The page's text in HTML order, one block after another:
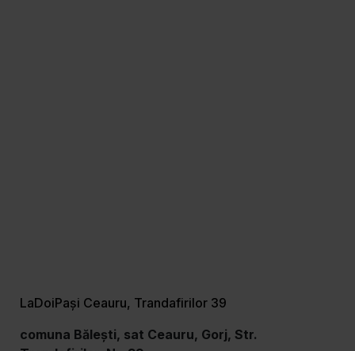
LaDoiPași Ceauru, Trandafirilor 39
comuna Bălești, sat Ceauru, Gorj, Str.